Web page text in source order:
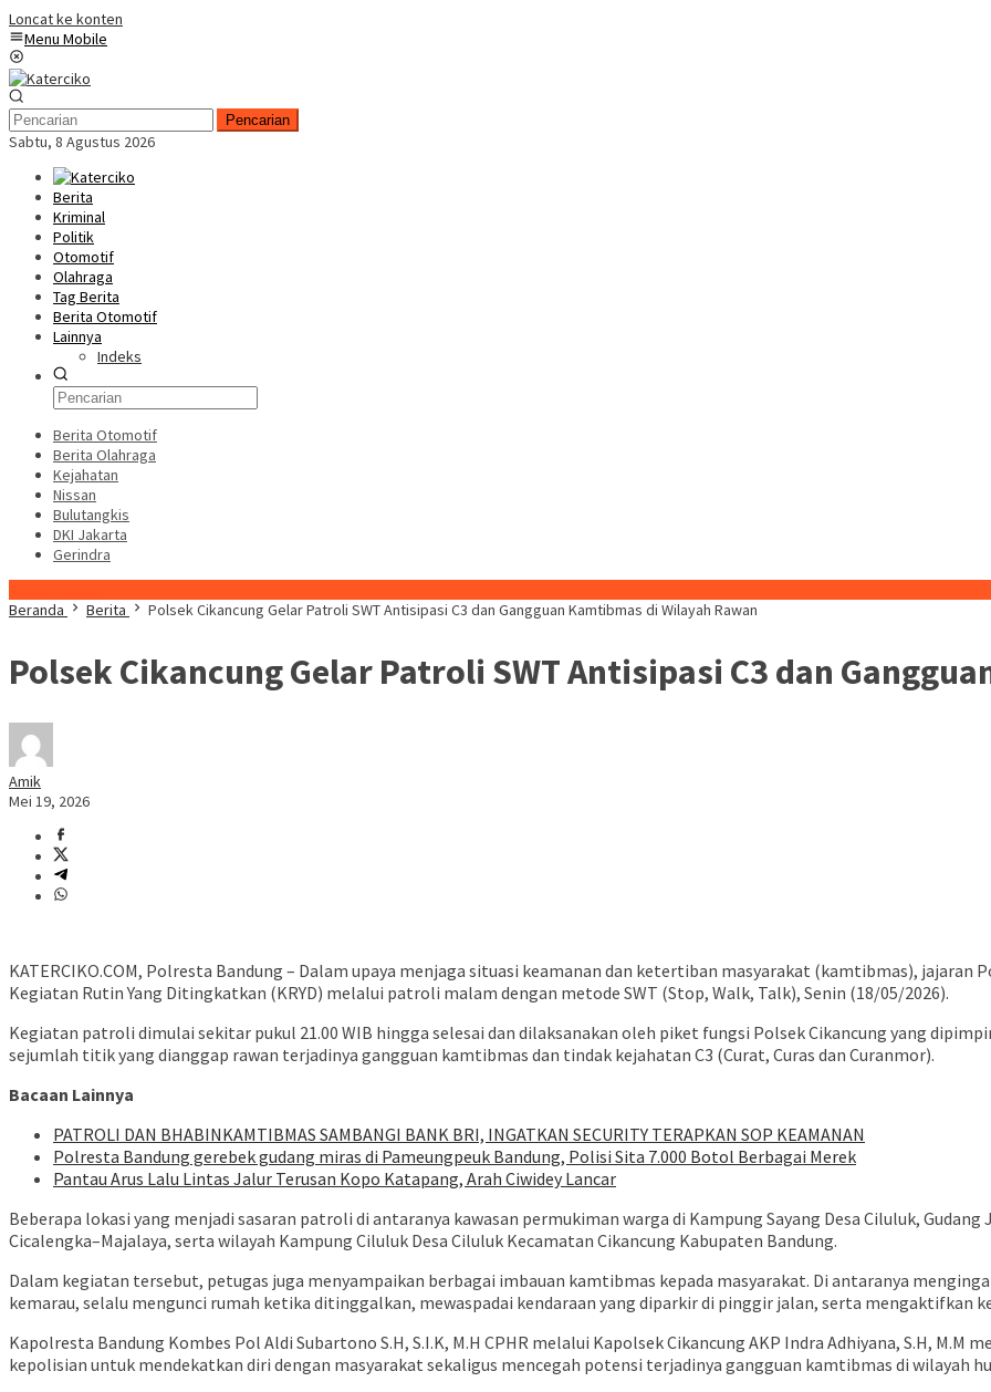
Loncat ke konten
Menu Mobile
Pencarian
Sabtu, 8 Agustus 2026
Berita
Kriminal
Politik
Otomotif
Olahraga
Tag Berita
Berita Otomotif
Lainnya
Indeks
Berita Otomotif
Berita Olahraga
Kejahatan
Nissan
Bulutangkis
DKI Jakarta
Gerindra
Beranda
Berita Polsek Cikancung Gelar Patroli SWT Antisipasi C3 dan Gangguan Kamtibmas di Wilayah Rawan
Polsek Cikancung Gelar Patroli SWT Antisipasi C3 dan
Amik
Mei 19, 2026
KATERCIKO.COM, Polresta Bandung – Dalam upaya menjaga situasi keamanan dan ketertiban masyarakat (kamtibmas), jajaran
Kegiatan Rutin Yang Ditingkatkan (KRYD) melalui patroli malam dengan metode SWT (Stop, Walk, Talk), Senin (18/05/2026).
Kegiatan patroli dimulai sekitar pukul 21.00 WIB hingga selesai dan dilaksanakan oleh piket fungsi Polsek Cikancung yang
sejumlah titik yang dianggap rawan terjadinya gangguan kamtibmas dan tindak kejahatan C3 (Curat, Curas dan Curanmor).
Bacaan Lainnya
‎PATROLI DAN BHABINKAMTIBMAS SAMBANGI BANK BRI, INGATKAN SECURITY TERAPKAN SOP KEAMANAN
Polresta Bandung gerebek gudang miras di Pameungpeuk Bandung, Polisi Sita 7.000 Botol Berbagai Merek
Pantau Arus Lalu Lintas Jalur Terusan Kopo Katapang, Arah Ciwidey Lancar
Beberapa lokasi yang menjadi sasaran patroli di antaranya kawasan permukiman warga di Kampung Sayang Desa Ciluluk, Gudang
Cicalengka–Majalaya, serta wilayah Kampung Ciluluk Desa Ciluluk Kecamatan Cikancung Kabupaten Bandung.
Dalam kegiatan tersebut, petugas juga menyampaikan berbagai imbauan kamtibmas kepada masyarakat. Di antaranya
kemarau, selalu mengunci rumah ketika ditinggalkan, mewaspadai kendaraan yang diparkir di pinggir jalan, serta mengaktifkan
Kapolresta Bandung Kombes Pol Aldi Subartono S.H, S.I.K, M.H CPHR melalui Kapolsek Cikancung AKP Indra Adhiyana, S.H,
kepolisian untuk mendekatkan diri dengan masyarakat sekaligus mencegah potensi terjadinya gangguan kamtibmas di wilayah